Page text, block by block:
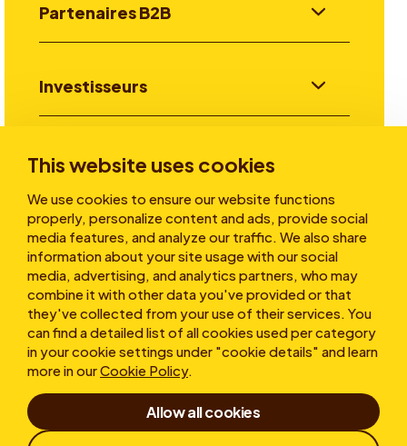
This website uses cookies
We use cookies to ensure our website functions
properly, personalize content and ads, provide social
media features, and analyze our traffic. We also share
information about your site usage with our social
media, advertising, and analytics partners, who may
combine it with other data you've provided or that
they've collected from your use of their services. You
can find a detailed list of all cookies used per category
in your cookie settings under "cookie details" and learn
more in ourCookie Policy.
Allow all cookies
Partenaires B2B
Investisseurs
Aller plus loin
A propos
Conditions d’utilisation
Déclaration de confidentialité